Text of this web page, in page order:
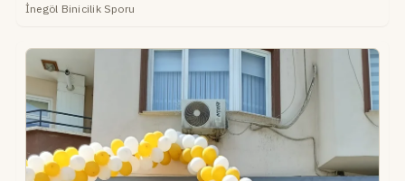
İnegöl Binicilik Sporu